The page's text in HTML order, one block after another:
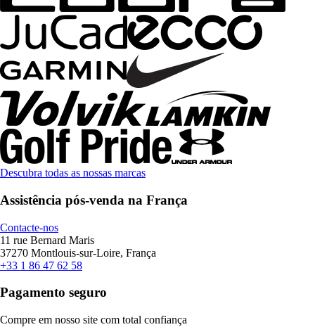
Descubra todas as nossas marcas
Assistência pós-venda na França
Contacte-nos
11 rue Bernard Maris
37270 Montlouis-sur-Loire, França
+33 1 86 47 62 58
Pagamento seguro
Compre em nosso site com total confiança